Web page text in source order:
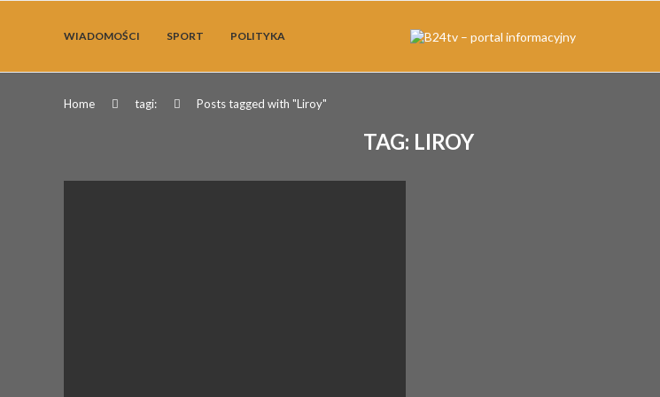
WIADOMOŚCI SPORT POLITYKA
Home tagi: Posts tagged with "Liroy"
TAG: LIROY